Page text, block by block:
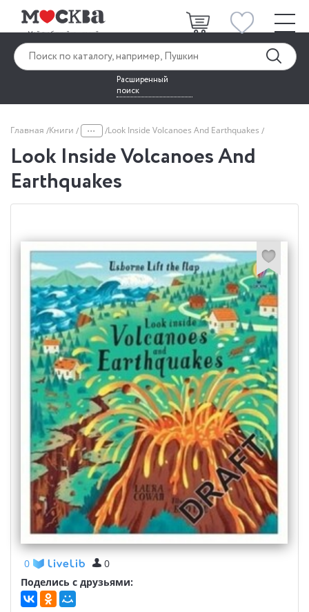
Расширенный
поиск
Главная Книги ... Look Inside Volcanoes And Earthquakes
Look Inside Volcanoes And
Earthquakes
0
0
Поделись с друзьями: